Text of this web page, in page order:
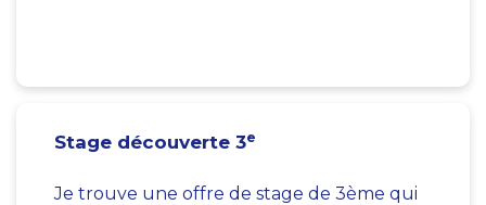
Stage découverte 3e
Je trouve une offre de stage de 3ème qui